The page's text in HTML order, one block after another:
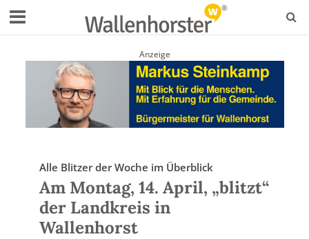
Anzeige
Alle Blitzer der Woche im Überblick
Am Montag, 14. April, „blitzt“
der Landkreis in
Wallenhorst